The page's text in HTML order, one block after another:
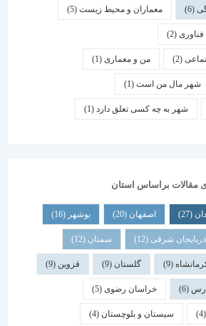
معماران و محیط زیست(5)
(2)
من و معماری (1)
من است(1)
به چه کسی تعلق دارد(1)
براساس استان
اصفهان (20) بوشهر
شرقی(12) سمنان (12)
(9) گلستان (9) قزوین
خراسان رضوی(5)
سیستان و بلوچستان(4)